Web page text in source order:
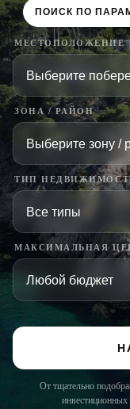
ПОИСК ПО
МЕСТОПОЛОЖЕНИЕ
ЗОНА / РАЙОН
ТИП
МАКСИМАЛЬНАЯ
От тщательно